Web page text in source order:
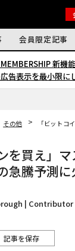
会員限定記事
新機能
告表示を最小限に
その他
「ビットコ
を買え」
急騰予測
| Contributor
記事を保存